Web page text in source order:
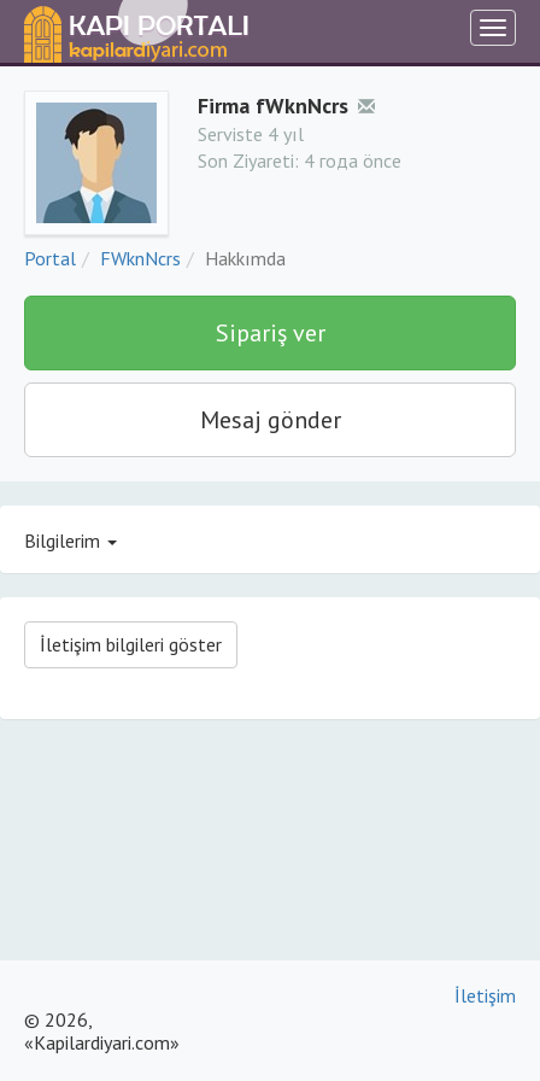
Firma fWknNcrs
Serviste 4 yıl
Son Ziyareti: 4 года önce
Portal FWknNcrs Hakkımda
Sipariş ver
Mesaj gönder
Bilgilerim
İletişim bilgileri göster
© 2026,
«Kapilardiyari.com»
İletişim